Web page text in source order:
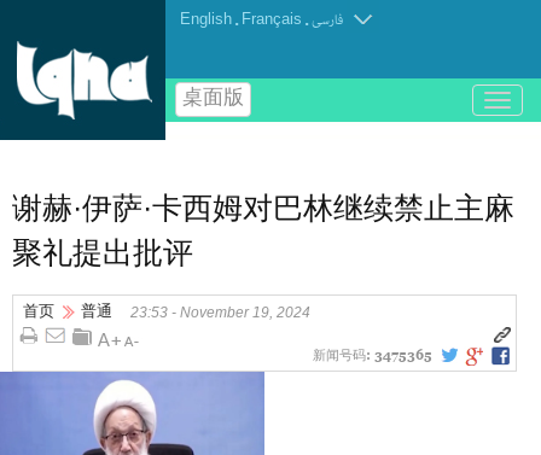
English . Français .فارسی
桌面版
باز
و
منو
谢赫·伊萨·卡西姆对巴林继续禁止主麻
聚礼提出批评
首页 普通 23:53 - November 19, 2024
新闻号码: 3475365